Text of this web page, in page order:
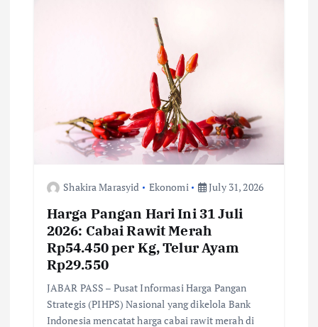
Shakira Marasyid Ekonomi July 31, 2026
Harga Pangan Hari Ini 31 Juli
2026: Cabai Rawit Merah
Rp54.450 per Kg, Telur Ayam
Rp29.550
JABAR PASS – Pusat Informasi Harga Pangan
Strategis (PIHPS) Nasional yang dikelola Bank
Indonesia mencatat harga cabai rawit merah di